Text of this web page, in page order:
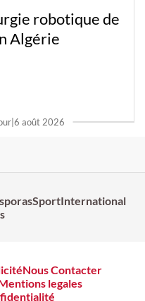
robotique de
Algérie
|6 août 2026
SportInternational
Nous Contacter
legales